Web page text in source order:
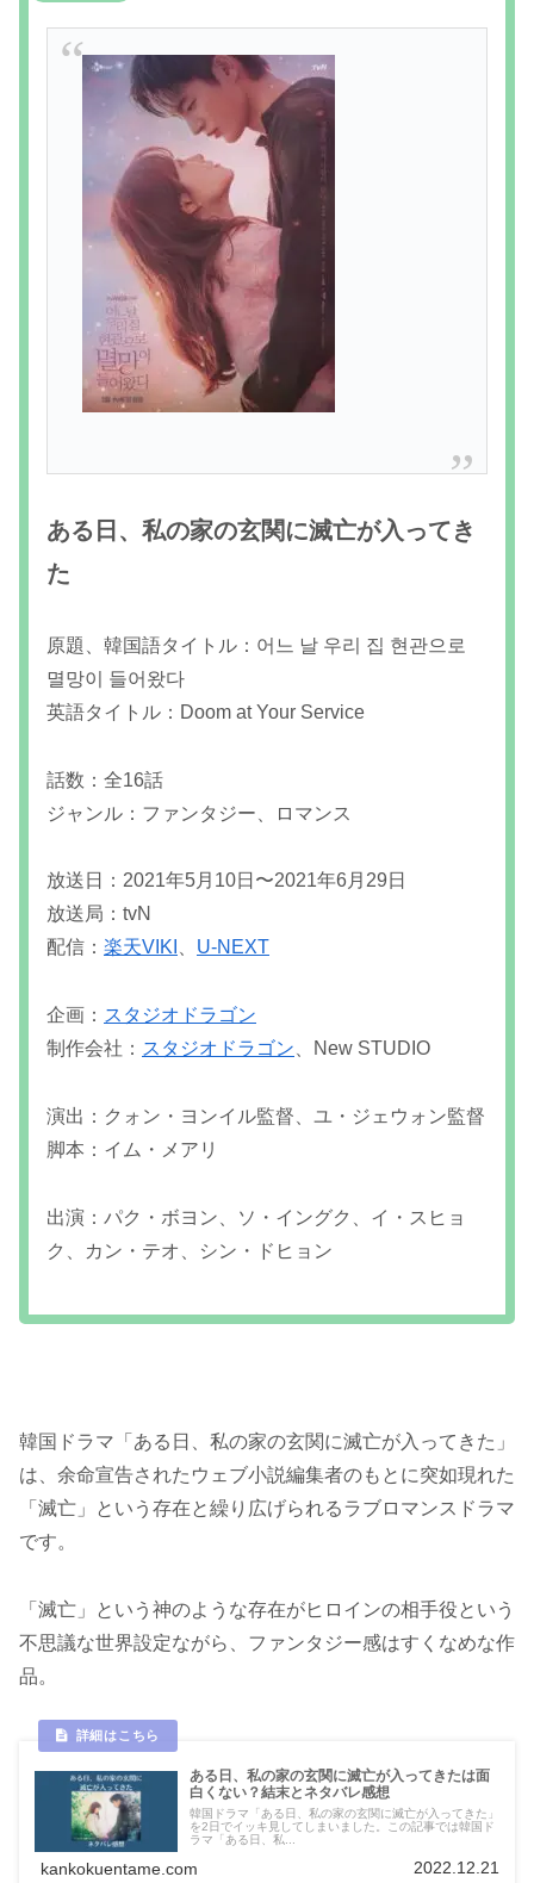
ある日、私の家の玄関に滅亡が入ってき
た
原題、韓国語タイトル：어느 날 우리 집 현관으로
멸망이 들어왔다
英語タイトル：Doom at Your Service
話数：全16話
ジャンル：ファンタジー、ロマンス
放送日：2021年5月10日〜2021年6月29日
放送局：tvN
配信： 楽天VIKI U-NEXT
企画： スタジオドラゴン
制作会社： スタジオドラゴン 、New STUDIO
演出：クォン・ヨンイル監督、ユ・ジェウォン監督
脚本：イム・メアリ
出演：パク・ボヨン、ソ・イングク、イ・スヒョ
ク、カン・テオ、シン・ドヒョン
韓国ドラマ「ある日、私の家の玄関に滅亡が入ってきた」
は、余命宣告されたウェブ小説編集者のもとに突如現れた
「滅亡」という存在と繰り広げられるラブロマンスドラマ
です。
「滅亡」という神のような存在がヒロインの相手役という
不思議な世界設定ながら、ファンタジー感はすくなめな作
品。
ある日、私の家の玄関に滅亡が入ってきたは面
白くない？結末とネタバレ感想
韓国ドラマ「ある日、私の家の玄関に滅亡が入ってきた」
を2日でイッキ見してしまいました。この記事では韓国ド
ラマ「ある日、私...
kankokuentame.com 2022.12.21